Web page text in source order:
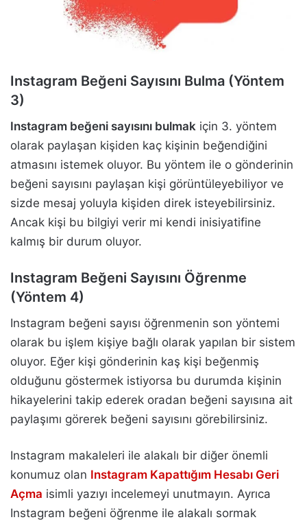
Instagram Beğeni Sayısını Bulma (Yöntem
3)
Instagram beğeni sayısını bulmak için 3. yöntem
olarak paylaşan kişiden kaç kişinin beğendiğini
atmasını istemek oluyor. Bu yöntem ile o gönderinin
beğeni sayısını paylaşan kişi görüntüleyebiliyor ve
sizde mesaj yoluyla kişiden direk isteyebilirsiniz.
Ancak kişi bu bilgiyi verir mi kendi inisiyatifine
kalmış bir durum oluyor.
Instagram Beğeni Sayısını Öğrenme
(Yöntem 4)
Instagram beğeni sayısı öğrenmenin son yöntemi
olarak bu işlem kişiye bağlı olarak yapılan bir sistem
oluyor. Eğer kişi gönderinin kaş kişi beğenmiş
olduğunu göstermek istiyorsa bu durumda kişinin
hikayelerini takip ederek oradan beğeni sayısına ait
paylaşımı görerek beğeni sayısını görebilirsiniz.
Instagram makaleleri ile alakalı bir diğer önemli
konumuz olan Instagram Kapattığım Hesabı Geri
Açma isimli yazıyı incelemeyi unutmayın. Ayrıca
Instagram beğeni öğrenme ile alakalı sormak